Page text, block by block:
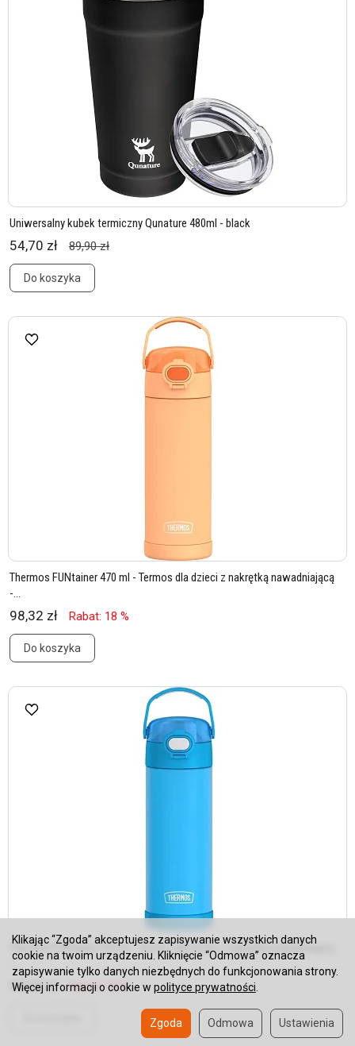
Uniwersalny kubek termiczny Qunature 480ml - black
54,70 zł 89,90 zł
Do koszyka
Thermos FUNtainer 470 ml - Termos dla dzieci z nakrętką nawadniającą
-...
98,32 zł Rabat: 18 %
Do koszyka
Thermos FUNtainer 470 ml - Termos dla dzieci z nakrętką nawadniającą
-...
98,32 zł Rabat: 18 %
Klikając “Zgoda” akceptujesz zapisywanie wszystkich danych
cookie na twoim urządzeniu. Kliknięcie “Odmowa” oznacza
zapisywanie tylko danych niezbędnych do funkcjonowania strony.
Więcej informacji o cookie w polityce prywatności
Ustawienia
Odmowa
Zgoda